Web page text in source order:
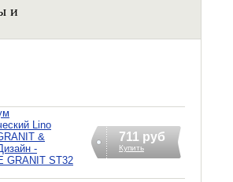
и
Lino
&
-
GRANIT ST32
711 руб
Купить